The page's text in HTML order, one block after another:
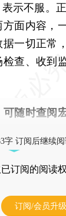
示不服。
面内容，
一切正常
查、收到
可随时查阅
字 订阅后继续
订阅的阅读
订阅/会员升级